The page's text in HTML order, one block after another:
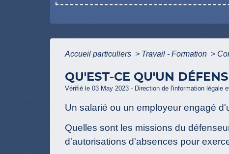
Accueil particuliers > Travail - Formation >
QU'EST-CE QU'UN
Vérifié le 03 May 2023 - Direction de l'information légale
Un salarié ou un employeur engagé
Quelles sont les missions du
d'autorisations d'absences pour